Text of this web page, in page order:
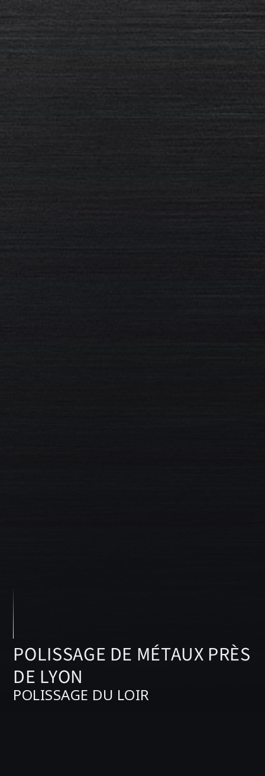
POLISSAGE DE MÉTAUX PRÈS
DE LYON
POLISSAGE DU LOIR